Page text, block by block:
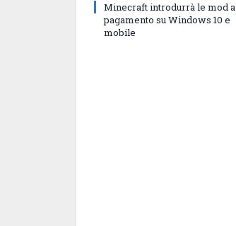
Minecraft introdurrà le mod a
pagamento su Windows 10 e
mobile